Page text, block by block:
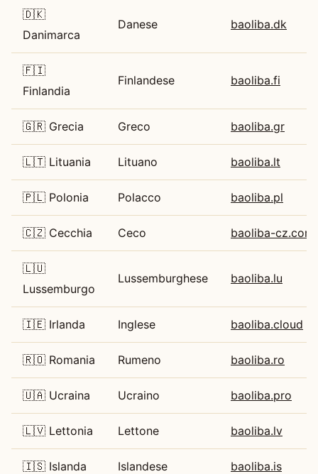
🇩🇰
Danimarca
Danese baoliba.dk
🇫🇮
Finlandia
Finlandese baoliba.fi
🇬🇷 Grecia Greco baoliba.gr
🇱🇹 Lituania Lituano baoliba.lt
🇵🇱 Polonia Polacco baoliba.pl
🇨🇿 Cecchia Ceco baoliba-cz.com
🇱🇺
Lussemburgo
Lussemburghese baoliba.lu
🇮🇪 Irlanda Inglese baoliba.cloud
🇷🇴 Romania Rumeno baoliba.ro
🇺🇦 Ucraina Ucraino baoliba.pro
🇱🇻 Lettonia Lettone baoliba.lv
🇮🇸 Islanda Islandese baoliba.is